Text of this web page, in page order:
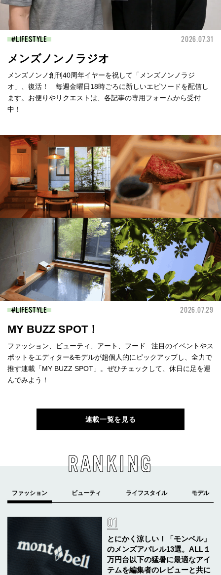
LIFESTYLE 2026.07.31
メンズノンノラジオ
メンズノンノ創刊40周年イヤーを祝して「メンズノンノラジ
オ」、復活！ 毎週金曜日18時ごろに新しいエピソードを配信し
ます。お便りやリクエストは、各記事の専用フォームから受付
中！
LIFESTYLE 2026.07.29
MY BUZZ SPOT！
ファッション、ビューティ、アート、フード...注目のイベントやス
ポットをエディター&モデルが超個人的にピックアップし、全力で
推す連載「MY BUZZ SPOT」。ぜひチェックして、休日に足を運
んでみよう！
連載一覧を見る
RANKING
とにかく涼しい！「モンベル」
のメンズアパレル13選。ALL１
万円台以下の猛暑に最適なアイ
テムを編集者のレビューと共に